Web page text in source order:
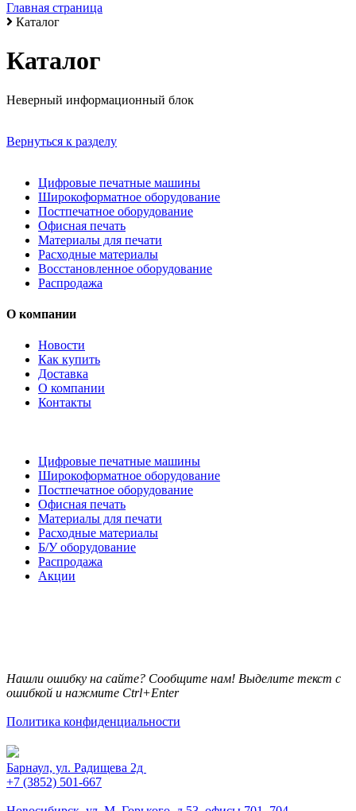
Главная страница
Каталог
Каталог
Неверный информационный блок
Вернуться к разделу
Цифровые печатные машины
Широкоформатное оборудование
Постпечатное оборудование
Офисная печать
Материалы для печати
Расходные материалы
Восстановленное оборудование
Распродажа
О компании
Новости
Как купить
Доставка
О компании
Контакты
Цифровые печатные машины
Широкоформатное оборудование
Постпечатное оборудование
Офисная печать
Материалы для печати
Расходные материалы
Б/У оборудование
Распродажа
Акции
Нашли ошибку на сайте? Сообщите нам! Выделите текст с
ошибкой и нажмите Ctrl+Enter
Политика конфиденциальности
Барнаул, ул. Радищева 2д
+7 (3852) 501-667